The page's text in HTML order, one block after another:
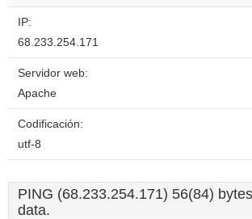
IP:
68.233.254.171
Servidor web:
Apache
Codificación:
utf-8
PING (68.233.254.171) 56(84)
data.